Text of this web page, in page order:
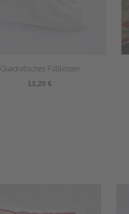
Quadratisches Füllkissen
13,20 €